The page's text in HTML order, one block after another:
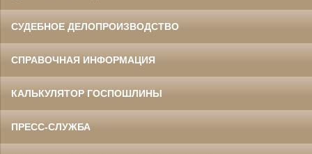
СУДЕБНОЕ ДЕЛОПРОИЗВОДСТВО
СПРАВОЧНАЯ ИНФОРМАЦИЯ
КАЛЬКУЛЯТОР ГОСПОШЛИНЫ
ПРЕСС-СЛУЖБА